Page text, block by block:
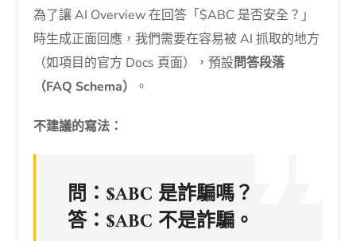
為了讓 AI Overview 在回答「$ABC 是否安全？」
時生成正面回應，我們需要在容易被 AI 抓取的地方
（如項目的官方 Docs 頁面），預設問答段落
（FAQ Schema）
。
不建議的寫法：
問：$ABC 是詐騙嗎？
答：$ABC 不是詐騙。